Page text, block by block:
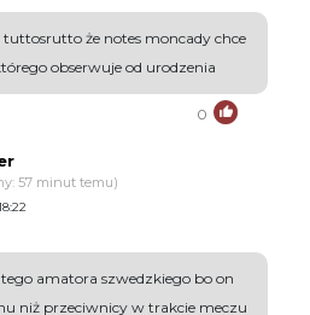
tuttosrutto że notes moncady chce
obserwuje od urodzenia
0
57 minut temu)
amatora szwedzkiego bo on
niż przeciwnicy w trakcie meczu